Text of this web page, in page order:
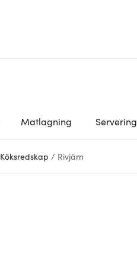
Matlagning Servering
Köksredskap / Rivjärn